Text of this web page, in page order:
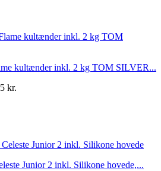
kultænder inkl. 2 kg TOM SILVER...
kr.
Junior 2 inkl. Silikone hovede,...